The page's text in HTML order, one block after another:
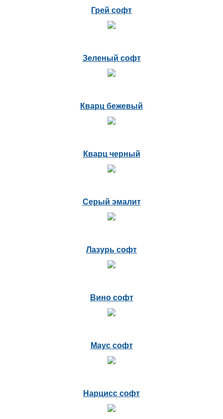
Грей софт
Зеленый софт
Кварц бежевый
Кварц черный
Серый эмалит
Лазурь софт
Вино софт
Маус софт
Нарцисс софт